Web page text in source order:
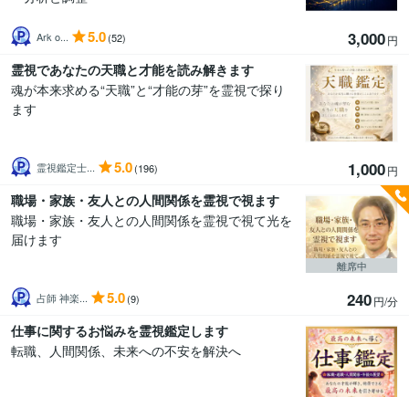
Ark o... 5.0(52) 3,000円
霊視であなたの天職と才能を読み解きます
魂が本来求める“天職”と“才能の芽”を霊視で探り
ます
霊視鑑定士... 5.0(196) 1,000円
職場・家族・友人との人間関係を霊視で視ます
職場・家族・友人との人間関係を霊視で視て光を
届けます
占師 神楽... 5.0(9) 240円/分
離席中
仕事に関するお悩みを霊視鑑定します
転職、人間関係、未来への不安を解決へ